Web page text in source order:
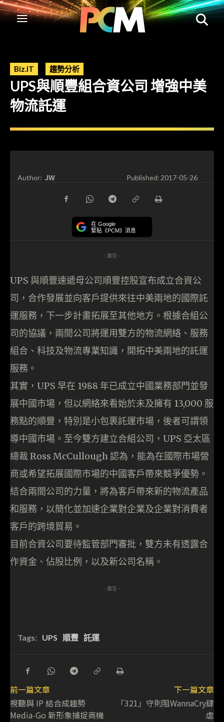
Biz.IT 趨勢分析
UPS與順豐組合資公司 增強中美
物流託運
Author: JW Published:2017-05-26
在 Google
緊貼《PCM》消息
- 廣告 -
UPS 與順豐速遞母公司順豐控股宣布成立合資公
司，合作發展並向客戶提供來往中美兩地的國際託
運服務，下一步計畫拓展至其他地方。根據合組公
司的協議，兩間公司將運用雙方的物流網絡、服務
組合、科技及物流專業知識，開拓中美兩地的託運
服務。
其實，UPS 早在 1988 年已成立中國業務部門並發
展中國市場，但以網絡來看始於未及擁有 13,000 服
務點的順豐，特別是小包裹託運市場，後者可謂領
導中國市場。至今雙方建立合組公司，UPS 亞太區
總裁 Ross McCullough 認為，能為在國際市場營
商或希望拓展國際市場的中國客戶帶來競爭優勢。
結合兩間公司的力量，將為客戶帶來新的物流產品
和服務，以簡化並加速企業對企業及企業對消費者
客戶的跨境貿易。
目前合資公司要待監管部門審批，雙方未有透露合
作資金、佔股比例，以及新公司名稱。
- 廣告 -
Tags: UPS 順豐 託運
前一篇文章
視聽與 IP 結合成趨勢
Media-Go 新形象捕捉商機
下一篇文章
「321」守則阻WannaCry肆
虐